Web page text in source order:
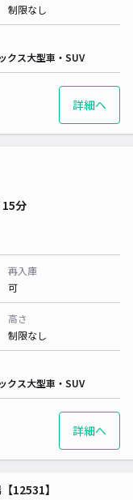
制限なし
クス大型車・SUV
詳細へ
分
再入庫
可
高さ
制限なし
クス大型車・SUV
詳細へ
12531】